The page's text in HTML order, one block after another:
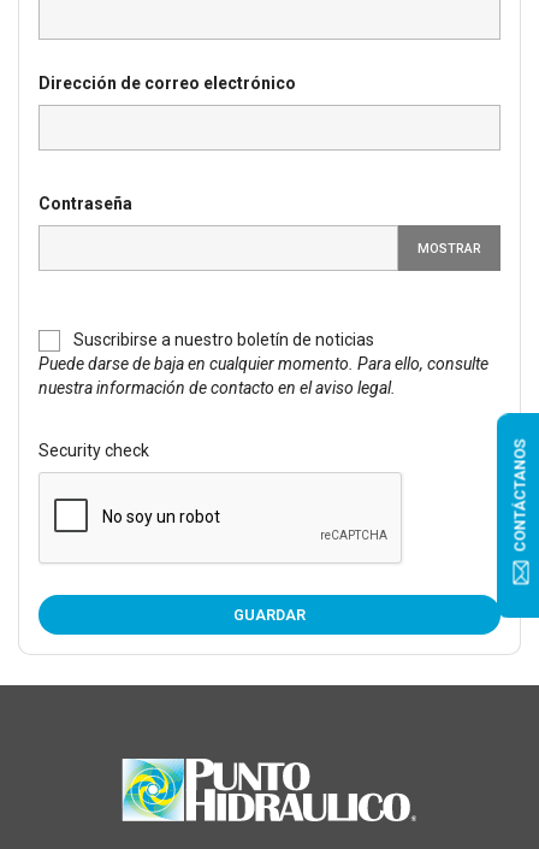
Dirección de correo electrónico
Contraseña
MOSTRAR
Suscribirse a nuestro boletín de noticias
Puede darse de baja en cualquier momento. Para ello, consulte
nuestra información de contacto en el aviso legal.
Security check
GUARDAR
CONTÁCTANOS